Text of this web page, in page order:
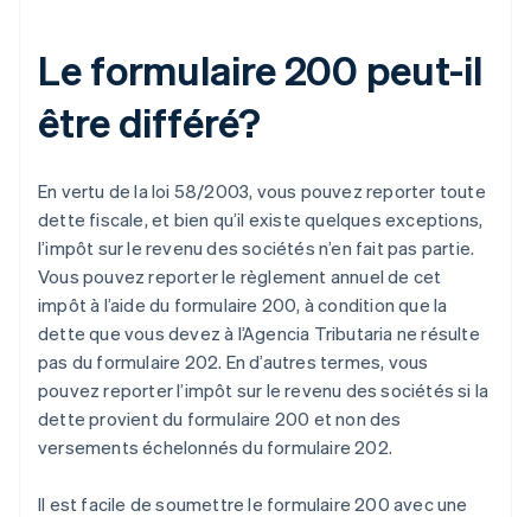
Le formulaire 200 peut-il
être différé?
En vertu de la loi 58/2003, vous pouvez reporter toute
dette fiscale, et bien qu’il existe quelques exceptions,
l’impôt sur le revenu des sociétés n’en fait pas partie.
Vous pouvez reporter le règlement annuel de cet
impôt à l’aide du formulaire 200, à condition que la
dette que vous devez à l’Agencia Tributaria ne résulte
pas du formulaire 202. En d’autres termes, vous
pouvez reporter l’impôt sur le revenu des sociétés si la
dette provient du formulaire 200 et non des
versements échelonnés du formulaire 202.
Il est facile de soumettre le formulaire 200 avec une